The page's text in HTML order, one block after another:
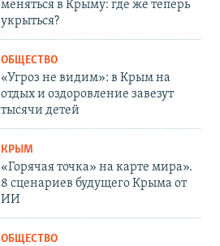
меняться в Крыму: где же теперь
укрыться?
ОБЩЕСТВО
«Угроз не видим»: в Крым на
отдых и оздоровление завезут
тысячи детей
КРЫМ
«Горячая точка» на карте мира».
8 сценариев будущего Крыма от
ИИ
ОБЩЕСТВО